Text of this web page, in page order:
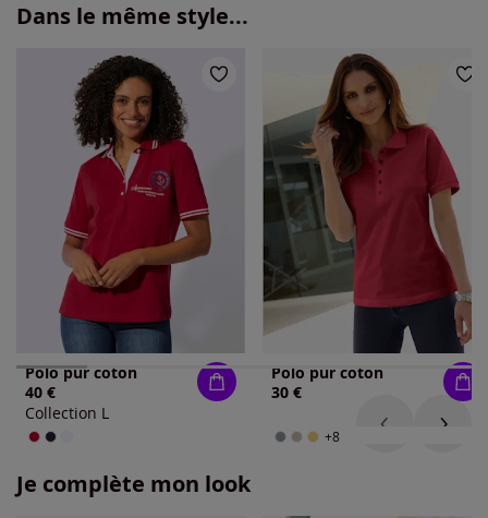
Dans le même style...
Polo pur coton
40 €
Collection L
Polo pur coton
30 €
+8
Je complète mon look